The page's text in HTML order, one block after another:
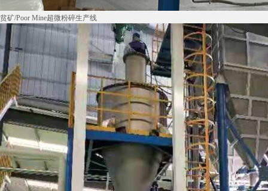
贫矿/Poor Mine超微粉碎生产线